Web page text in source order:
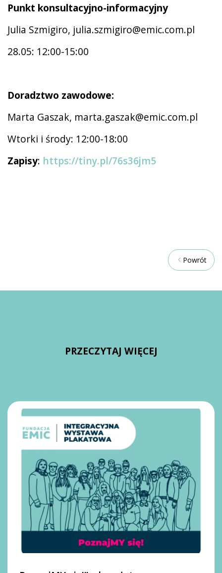
Punkt konsultacyjno-informacyjny
Julia Szmigiro, julia.szmigiro@emic.com.pl
28.05: 12:00-15:00
Doradztwo zawodowe:
Marta Gaszak, marta.gaszak@emic.com.pl
Wtorki i środy: 12:00-18:00
Zapisy: https://tiny.pl/76s36jm5
Powrót
PRZECZYTAJ WIĘCEJ